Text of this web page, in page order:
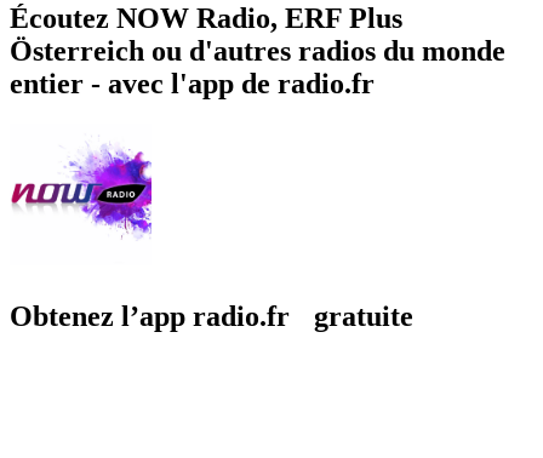
Écoutez NOW Radio, ERF Plus
Österreich ou d'autres radios du monde
entier - avec l'app de radio.fr
Obtenez l’app radio.fr gratuite